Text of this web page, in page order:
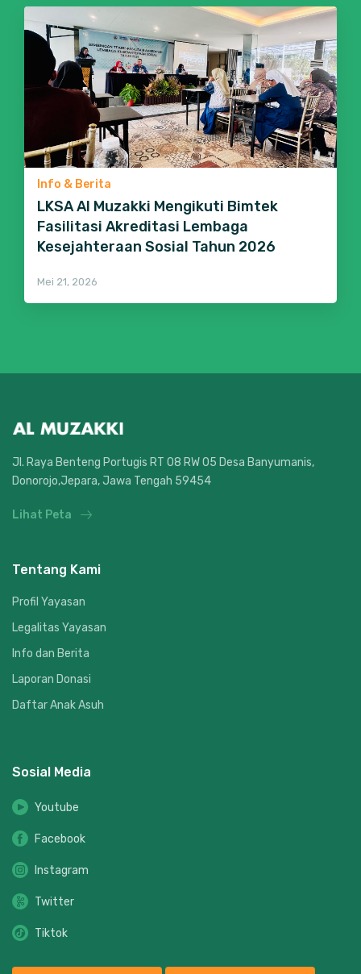
Info & Berita
LKSA Al Muzakki Mengikuti Bimtek
Fasilitasi Akreditasi Lembaga
Kesejahteraan Sosial Tahun 2026
Mei 21, 2026
Jl. Raya Benteng Portugis RT 08 RW 05 Desa Banyumanis,
Donorojo,Jepara, Jawa Tengah 59454
Lihat Peta
Tentang Kami
Profil Yayasan
Legalitas Yayasan
Info dan Berita
Laporan Donasi
Daftar Anak Asuh
Sosial Media
Youtube
Facebook
Instagram
Twitter
Tiktok